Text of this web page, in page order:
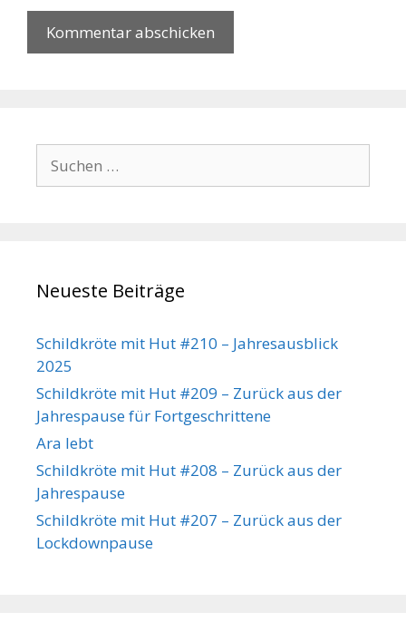
nach:
Neueste Beiträge
Schildkröte mit Hut #210 – Jahresausblick
2025
Schildkröte mit Hut #209 – Zurück aus der
Jahrespause für Fortgeschrittene
Ara lebt
Schildkröte mit Hut #208 – Zurück aus der
Jahrespause
Schildkröte mit Hut #207 – Zurück aus der
Lockdownpause